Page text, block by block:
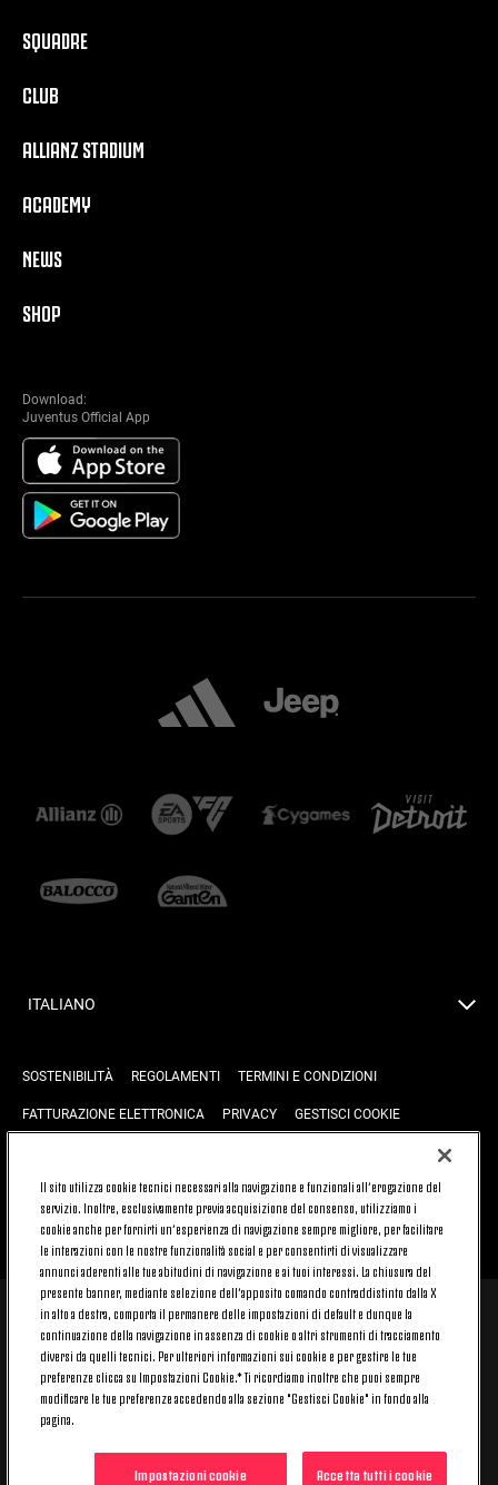
SQUADRE
CLUB
ALLIANZ STADIUM
ACADEMY
NEWS
SHOP
Download:
Juventus Official App
ITALIANO
SOSTENIBILITÀ REGOLAMENTI TERMINI E CONDIZIONI
FATTURAZIONE ELETTRONICA PRIVACY GESTISCI COOKIE
TORNA SU
© 2026 Juventus Football Club S.p.A.
Juventus Football Club S.p.A. Via Druento, 175 10151 Torino - Italia;
CONTACT CENTER (+39) 011.45.30.486. Il servizio è attivo dal lunedì al
venerdì (9-20) e il sabato (9-15), festivi esclusi.
Il costo del servizio varia in base al piano tariffario sottoscritto con il
proprio operatore telefonico e non prevede alcun costo aggiuntivo.
Il sito utilizza cookie tecnici necessari alla navigazione e funzionali all’erogazione del
servizio. Inoltre, esclusivamente previa acquisizione del consenso, utilizziamo i
cookie anche per fornirti un’esperienza di navigazione sempre migliore, per facilitare
le interazioni con le nostre funzionalità social e per consentirti di visualizzare
annunci aderenti alle tue abitudini di navigazione e ai tuoi interessi. La chiusura del
presente banner, mediante selezione dell’apposito comando contraddistinto dalla X
in alto a destra, comporta il permanere delle impostazioni di default e dunque la
continuazione della navigazione in assenza di cookie o altri strumenti di tracciamento
diversi da quelli tecnici. Per ulteriori informazioni sui cookie e per gestire le tue
preferenze clicca su Impostazioni Cookie.* Ti ricordiamo inoltre che puoi sempre
modificare le tue preferenze accedendo alla sezione "Gestisci Cookie" in fondo alla
pagina.
Accetta tutti i cookie
Impostazioni cookie